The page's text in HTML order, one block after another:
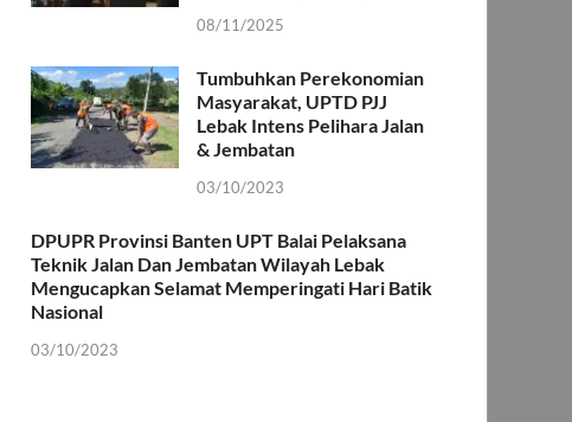
08/11/2025
Tumbuhkan Perekonomian
Masyarakat, UPTD PJJ
Lebak Intens Pelihara Jalan
& Jembatan
03/10/2023
DPUPR Provinsi Banten UPT Balai Pelaksana
Teknik Jalan Dan Jembatan Wilayah Lebak
Mengucapkan Selamat Memperingati Hari Batik
Nasional
03/10/2023